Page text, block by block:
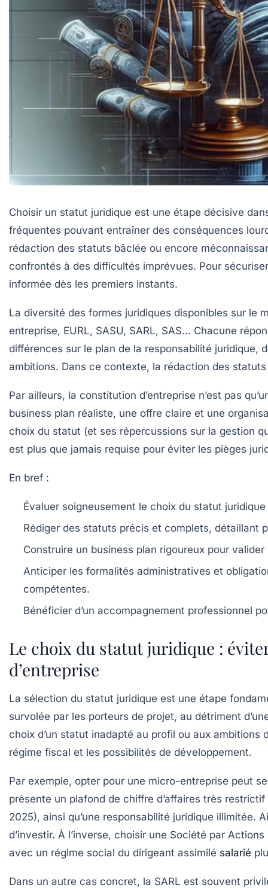
Choisir un statut juridique est une étape décisive
fréquentes pouvant entraîner des conséquences
rédaction des statuts bâclée ou encore
confrontés à des difficultés imprévues. Pour
informée dès les premiers instants.
La diversité des formes juridiques disponibles sur le
entreprise, EURL, SASU, SARL, SAS… Chacune
différences sur le plan de la responsabilité juridique,
ambitions. Dans ce contexte, la rédaction des
Par ailleurs, la constitution d’entreprise n’est pas
business plan réaliste, une offre claire et une
choix du statut (et ses répercussions sur la gestion
est plus que jamais requise pour éviter les pièges
En bref :
Évaluer soigneusement le choix du statut juridique
Rédiger des statuts précis et complets, détaillant
Construire un business plan rigoureux pour valider
Anticiper les formalités administratives et
compétentes.
Bénéficier d’un accompagnement professionnel
Le choix du statut juridique :
d’entreprise
La sélection du statut juridique est une étape
survolée par les porteurs de projet, au détriment
choix d’un statut inadapté au profil ou aux
régime fiscal et les possibilités de développement.
Par exemple, opter pour une micro-entreprise peut
présente un plafond de chiffre d’affaires très
2025), ainsi qu’une responsabilité juridique
d’investir. À l’inverse, choisir une Société par
avec un régime social du dirigeant assimilé salarié
Dans un autre cas concret, la SARL est souvent